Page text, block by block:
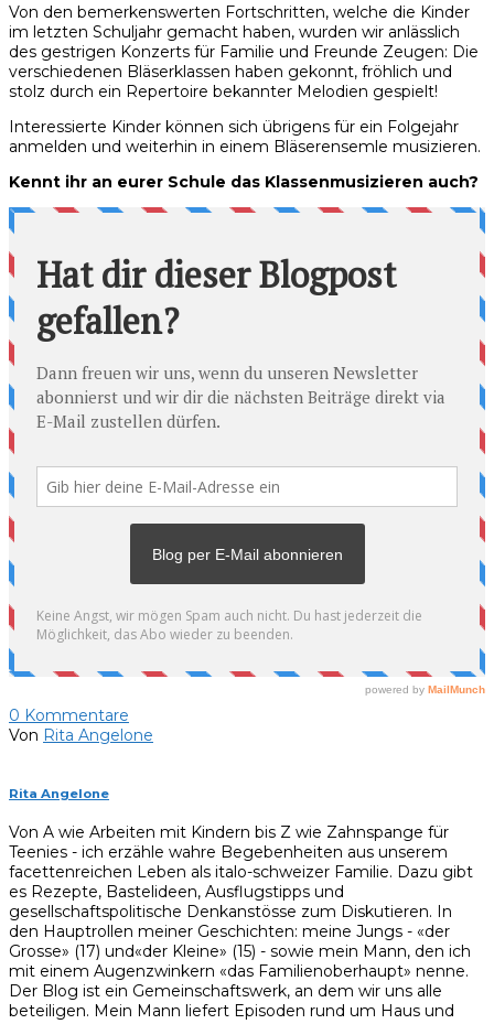
Von den bemerkenswerten Fortschritten, welche die Kinder
im letzten Schuljahr gemacht haben, wurden wir anlässlich
des gestrigen Konzerts für Familie und Freunde Zeugen: Die
verschiedenen Bläserklassen haben gekonnt, fröhlich und
stolz durch ein Repertoire bekannter Melodien gespielt!
Interessierte Kinder können sich übrigens für ein Folgejahr
anmelden und weiterhin in einem Bläserensemle musizieren.
Kennt ihr an eurer Schule das Klassenmusizieren auch?
0 Kommentare
Von Rita Angelone
Rita Angelone
Von A wie Arbeiten mit Kindern bis Z wie Zahnspange für
Teenies - ich erzähle wahre Begebenheiten aus unserem
facettenreichen Leben als italo-schweizer Familie. Dazu gibt
es Rezepte, Bastelideen, Ausflugstipps und
gesellschaftspolitische Denkanstösse zum Diskutieren. In
den Hauptrollen meiner Geschichten: meine Jungs - «der
Grosse» (17) und«der Kleine» (15) - sowie mein Mann, den ich
mit einem Augenzwinkern «das Familienoberhaupt» nenne.
Der Blog ist ein Gemeinschaftswerk, an dem wir uns alle
beteiligen. Mein Mann liefert Episoden rund um Haus und